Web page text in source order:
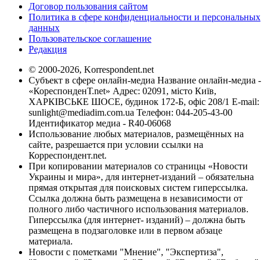
Договор пользования сайтом
Политика в сфере конфиденциальности и персональных
данных
Пользовательское соглашение
Редакция
© 2000-2026, Korrespondent.net
Субъект в сфере онлайн-медиа Название онлайн-медиа -
«КореспонденТ.net» Адрес: 02091, місто Київ,
ХАРКІВСЬКЕ ШОСЕ, будинок 172-Б, офіс 208/1 E-mail:
sunlight@mediadim.com.ua Телефон: 044-205-43-00
Идентификатор медиа - R40-06068
Использование любых материалов, размещённых на
сайте, разрешается при условии ссылки на
Корреспондент.net.
При копировании материалов со страницы «Новости
Украины и мира», для интернет-изданий – обязательна
прямая открытая для поисковых систем гиперссылка.
Ссылка должна быть размещена в независимости от
полного либо частичного использования материалов.
Гиперссылка (для интернет- изданий) – должна быть
размещена в подзаголовке или в первом абзаце
материала.
Новости с пометками "Мнение", "Экспертиза",